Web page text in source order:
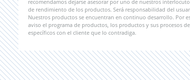
recomendamos dejarse asesorar por uno de nuestros
de rendimiento de los productos. Será responsabilidad del
Nuestros productos se encuentran en continuo desarrollo. Por
aviso el programa de productos, los productos y sus procesos
específicos con el cliente que lo contradiga.